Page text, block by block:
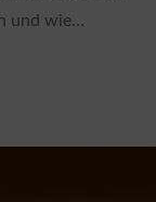
und wie…